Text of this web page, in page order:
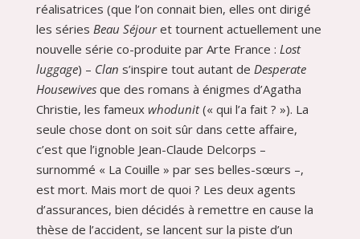
réalisatrices (que l’on connait bien, elles ont dirigé
les séries Beau Séjouret tournent actuellement une
nouvelle série co-produite par Arte France : Lost
luggage) – Clan s’inspire tout autant de Desperate
Housewivesque des romans à énigmes d’Agatha
Christie, les fameux whodunit(« qui l’a fait ? »). La
seule chose dont on soit sûr dans cette affaire,
c’est que l’ignoble Jean-Claude Delcorps –
surnommé « La Couille » par ses belles-sœurs –,
est mort. Mais mort de quoi ? Les deux agents
d’assurances, bien décidés à remettre en cause la
thèse de l’accident, se lancent sur la piste d’un